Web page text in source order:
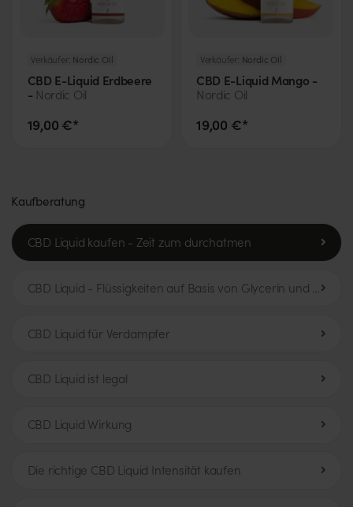
Verkäufer: Nordic Oil
CBD E-Liquid Erdbeere
- Nordic Oil
19,00 €*
Verkäufer: Nordic Oil
CBD E-Liquid Mango -
Nordic Oil
19,00 €*
Kaufberatung
CBD Liquid kaufen - Zeit zum durchatmen
CBD Liquid für Verdampfer
CBD Liquid ist legal
CBD Liquid Wirkung
Die richtige CBD Liquid Intensität kaufen